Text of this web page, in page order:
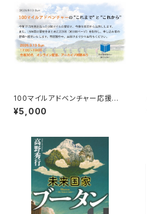
100マイルアドベンチャー応援企
画 9月13日トーク＆100マイル
の歴史ZINE贈呈
¥5,000